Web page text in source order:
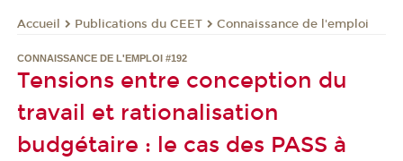
Accueil Publications du CEET Connaissance de l'emploi
CONNAISSANCE DE L'EMPLOI #192
Tensions entre conception du
travail et rationalisation
budgétaire : le cas des PASS à